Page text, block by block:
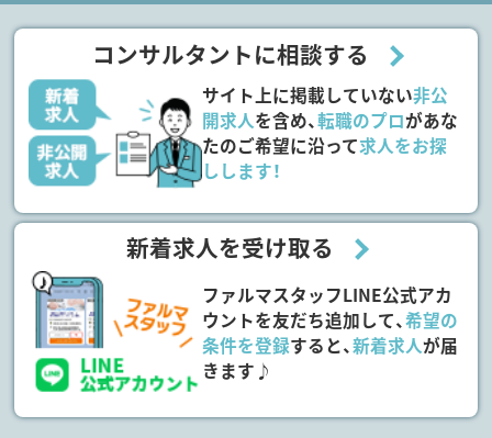
コンサルタントに相談する
サイト上に掲載していない非公
開求人を含め、転職のプロがあな
たのご希望に沿って求人をお探
しします！
新着求人を受け取る
ファルマスタッフLINE公式アカ
ウントを友だち追加して、希望の
条件を登録すると、新着求人が届
きます♪